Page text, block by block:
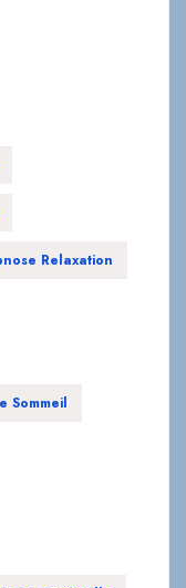
Relaxation
Sommeil